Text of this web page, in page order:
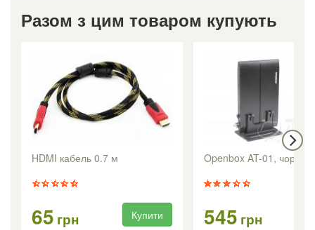
Разом з цим товаром купують
HDMI кабель 0.7 м
65 грн Купити
Openbox AT-01, чорна
545 грн